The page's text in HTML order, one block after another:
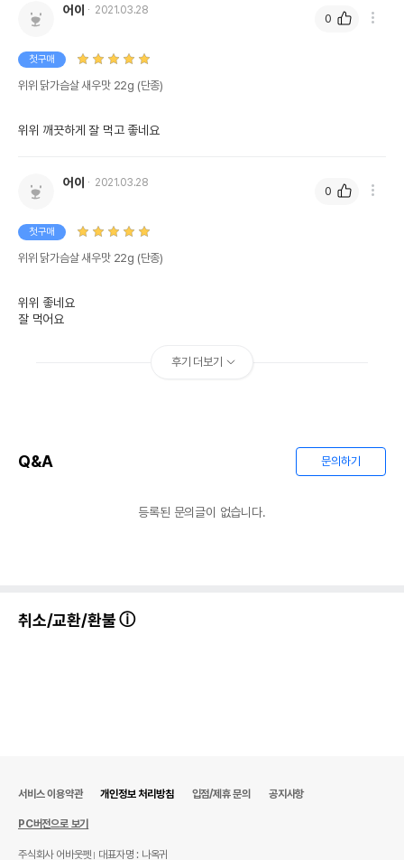
어이 2021.03.28
첫구매
위위 닭가슴살 새우맛 22g (단종)
위위 깨끗하게 잘 먹고 좋네요
0
어이 2021.03.28
첫구매
위위 닭가슴살 새우맛 22g (단종)
위위 좋네요
잘 먹어요
0
후기 더보기
Q&A 문의하기
등록된 문의글이 없습니다.
취소/교환/환불
서비스 이용약관 개인정보 처리방침 입점/제휴 문의 공지사항
PC버전으로 보기
주식회사 어바웃펫 대표자명 : 나옥귀